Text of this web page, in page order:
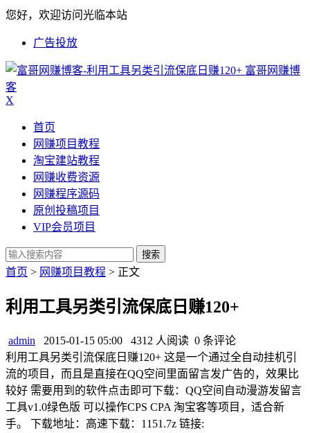
您好，欢迎访问光临本站
广告投放
富哥网赚博
客
X
首页
网赚项目教程
淘宝建站教程
网赚收费资源
网赚程序源码
原创投稿项目
VIP会员项目
搜索
首页 > 网赚项目教程 > 正文
利用工具另类引流保底日赚120+
admin 2015-01-15 05:00 4312 人阅读 0 条评论
利用工具另类引流保底日赚120+ 这是一个通过全自动挂机引
流的项目，而且是直接在QQ空间里面留言发广告的，效果比
较好 需要用到的软件点击即可下载：QQ空间自动漫游发留言
工具v1.0绿色版 可以操作CPS CPA 淘宝客等项目，适合新
手。 下载地址：高速下载：1151.7z 链接: